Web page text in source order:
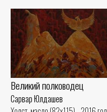
Великий полководец
Сарвар Юлдашев